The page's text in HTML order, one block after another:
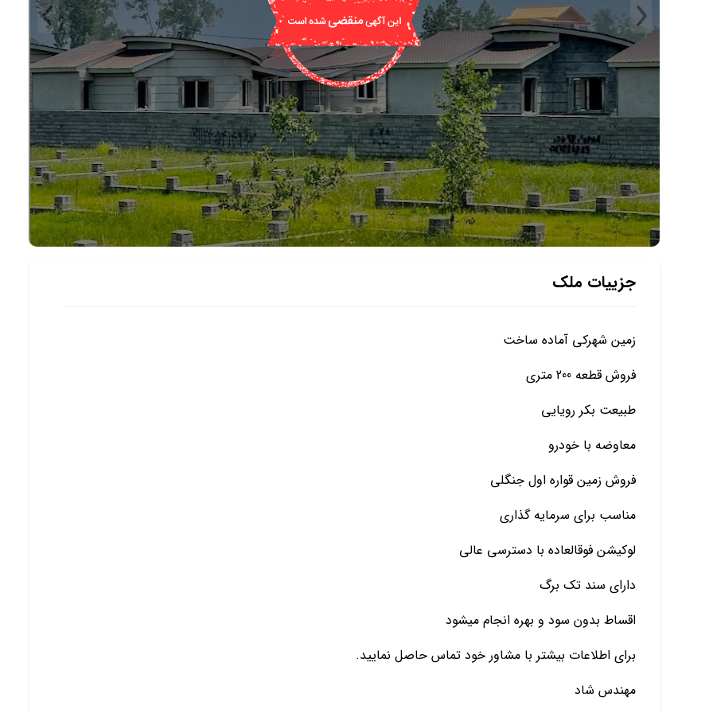
جزییات ملک
زمین شهرکی آماده ساخت
فروش قطعه 200 متری
طبیعت بکر رویایی
معاوضه با خودرو
فروش زمین قواره اول جنگلی
مناسب برای سرمایه گذاری
لوکیشن فوقالعاده با دسترسی عالی
دارای سند تک برگ
اقساط بدون سود و بهره انجام میشود
برای اطلاعات بیشتر با مشاور خود تماس حاصل نمایید.
مهندس شاد